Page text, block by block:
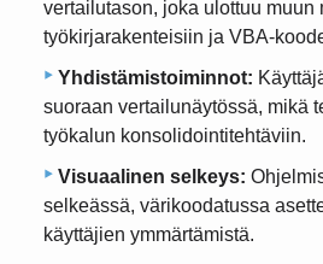
vertailutason, joka ulottuu muun
työkirjarakenteisiin ja VBA-
Yhdistämistoiminnot:
suoraan vertailunäytössä, mikä
työkalun konsolidointitehtäviin.
Visuaalinen selkeys:
selkeässä, värikoodatussa
käyttäjien ymmärtämistä.